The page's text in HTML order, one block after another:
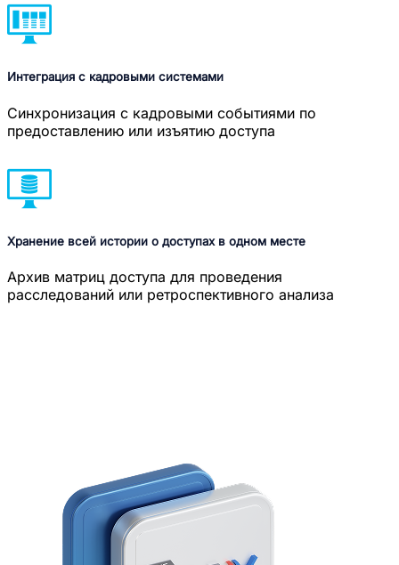
Интеграция с кадровыми системами
Синхронизация с кадровыми событиями по
предоставлению или изъятию доступа
Хранение всей истории о доступах в одном месте
Архив матриц доступа для проведения
расследований или ретроспективного анализа